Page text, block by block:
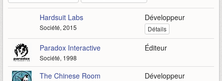
Hardsuit Labs
Société, 2015
Développeur
Détails
Paradox Interactive
Société, 1998
Éditeur
The Chinese Room Développeur